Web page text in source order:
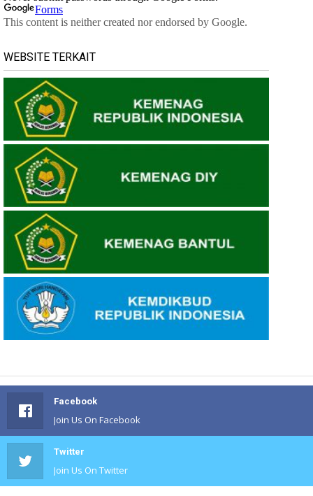
WEBSITE TERKAIT
Facebook
Join Us On Facebook
Twitter
Join Us On Twitter